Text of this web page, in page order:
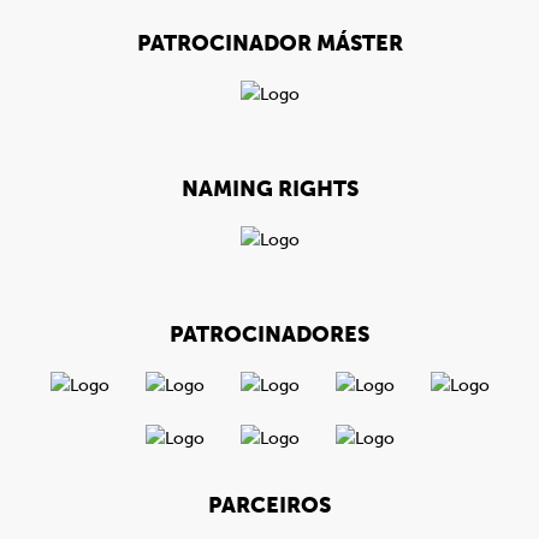
PATROCINADOR MÁSTER
NAMING RIGHTS
PATROCINADORES
PARCEIROS